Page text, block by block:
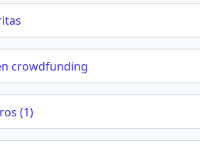
crowdfunding
(1)